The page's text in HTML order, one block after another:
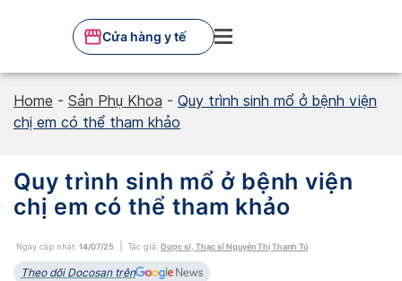
Cửa hàng y tế
Home - Sản Phụ Khoa - Quy trình sinh mổ ở bệnh viện
chị em có thể tham khảo
Quy trình sinh mổ ở bệnh viện
chị em có thể tham khảo
Ngày cập nhật: 14/07/25 Tác giả: Dược sĩ, Thạc sĩ Nguyễn Thị Thanh Tú
Theo dõi Docosan trên